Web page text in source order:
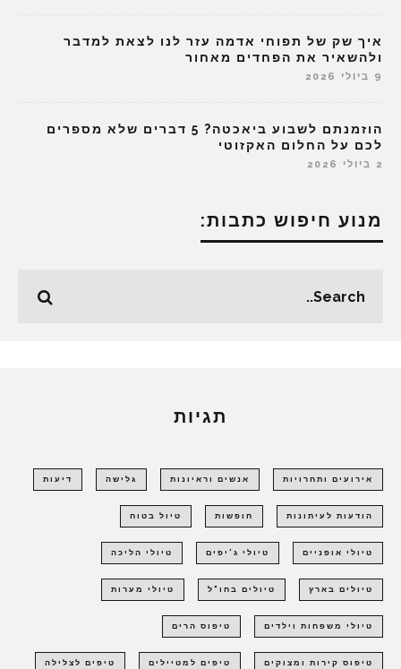
איך שק של תפוחי אדמה עזר לנו לצאת למדבר
ולהשאיר את הפחדים מאחור
9 ביולי 2026
הוזמנתם לשבוע ביאכטה? 5 דברים שלא מספרים
לכם על החלום האקזוטי
2 ביולי 2026
מנוע חיפוש כתבות:
תגיות
אירועים ותחרויות אנשים וראיונות גלישה דיעות
הודעות לעיתונות חופשות טיול בטוח
טיולי אופניים טיולי ג'יפים טיולי הליכה
טיולים בארץ טיולים בחו"ל טיולי מערות
טיולי משפחות וילדים טיפוס הרים
טיפוס קירות ומצוקים טיפים למטיילים טיפים לצלילה